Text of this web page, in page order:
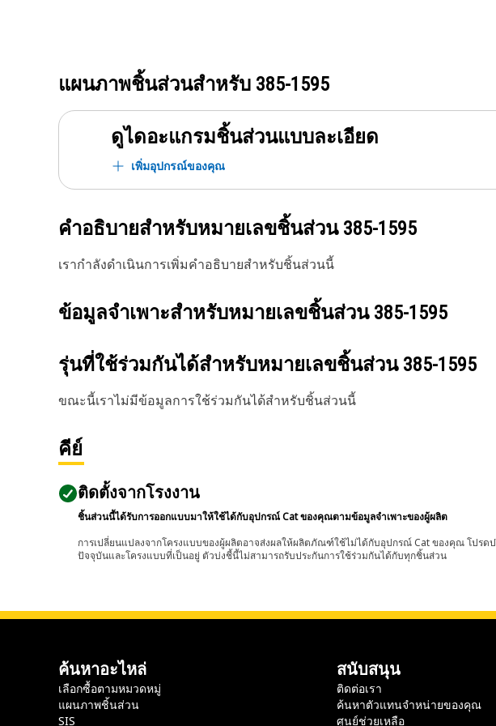
แผนภาพชิ้นส่วนสำหรับ 385-1595
ดูไดอะแกรมชิ้นส่วนแบบละเอียด
เพิ่มอุปกรณ์ของคุณ
คำอธิบายสำหรับหมายเลขชิ้นส่วน 385-1595
เรากำลังดำเนินการเพิ่มคำอธิบายสำหรับชิ้นส่วนนี้
ข้อมูลจำเพาะสำหรับหมายเลขชิ้นส่วน 385-1595
รุ่นที่ใช้ร่วมกันได้สำหรับหมายเลขชิ้นส่วน 385-1595
ขณะนี้เราไม่มีข้อมูลการใช้ร่วมกันได้สำหรับชิ้นส่วนนี้
คีย์
ติดตั้งจากโรงงาน
ชิ้นส่วนนี้ได้รับการออกแบบมาให้ใช้ได้กับอุปกรณ์ Cat ของคุณตามข้อมูลจำเพาะของผู้ผลิต
การเปลี่ยนแปลงจากโครงแบบของผู้ผลิตอาจส่งผลให้ผลิตภัณฑ์ใช้ไม่ได้กับอุปกรณ์ Cat ของคุณ โป
ปัจจุบันและโครงแบบที่เป็นอยู่ ตัวบ่งชี้นี้ไม่สามารถรับประกันการใช้ร่วมกันได้กับทุกชิ้นส่วน
ค้นหาอะไหล่
เลือกซื้อตามหมวดหมู่
แผนภาพชิ้นส่วน
SIS
สนับสนุน
ติดต่อเรา
ค้นหาตัวแทนจำหน่ายของคุณ
ศูนย์ช่วยเหลือ